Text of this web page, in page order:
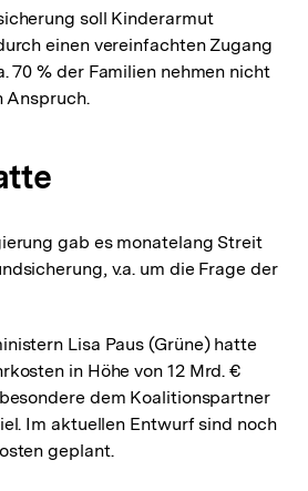
soll Kinderarmut
einen vereinfachten Zugang
70 % der Familien nehmen nicht
Anspruch.
gab es monatelang Streit
v.a. um die Frage der
Lisa Paus (Grüne) hatte
in Höhe von 12 Mrd. €
dem Koalitionspartner
Im aktuellen Entwurf sind noch
geplant.